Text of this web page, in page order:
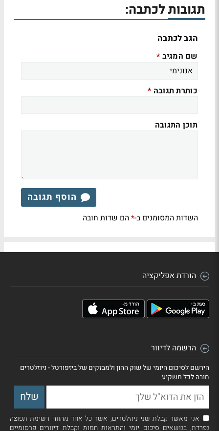
תגובות לכתבה:
הגב לכתבה
שם המגיב *
כותרת תגובה *
תוכן התגובה
הוסף תגובה
השדות המסומנים ב-*הם שדות חובה
הורדת אפליקציה
הרשמה לדיוור
הירשם לסיכום היומי של שוק ההון ולמבזקים של ביזפורטל - ניוזלטרים
חובה לכל משקיע
אני מאשר קבלת שני ניוזלטרים, אשר כל אחד מהווה רשימת תפוצה
נפרדת, בנושאים סיכום יומי והתראות חמות וקבלת דיוורים פרסומיים